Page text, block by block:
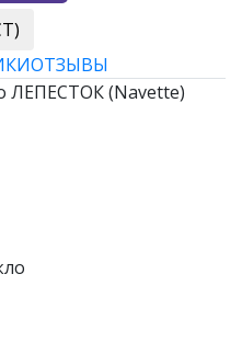
ОТЗЫВЫ
ЛЕПЕСТОК (Navette)